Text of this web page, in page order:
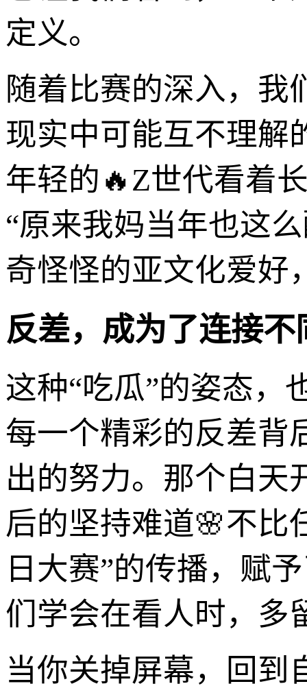
定义。
随着比赛的深入，我
现实中可能互不理解
年轻的🔥Z世代看着
“原来我妈当年也这
奇怪怪的亚文化爱好
反差，成为了连接
这种“吃瓜”的姿态，
每一个精彩的反差背
出的努力。那个白天
后的坚持难道🌸不比
日大赛”的传播，赋
们学会在看人时，多
当你关掉屏幕，回到